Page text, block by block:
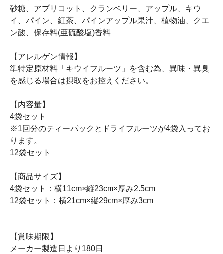
砂糖、アプリコット、クランベリー、アップル、キウ
イ、パイン、紅茶、パインアップル果汁、植物油、クエ
ン酸、保存料(亜硫酸塩)香料
【アレルゲン情報】
準特定原材料「キウイフルーツ」を含む為、異味・異臭
を感じる場合は摂取をお控えください。
【内容量】
4袋セット
※1回分のティーパックとドライフルーツが4袋入ってお
ります。
12袋セット
【商品サイズ】
4袋セット：横11cm×縦23cm×厚み2.5cm
12袋セット：横21cm×縦29cm×厚み3cm
【賞味期限】
メーカー製造日より180日